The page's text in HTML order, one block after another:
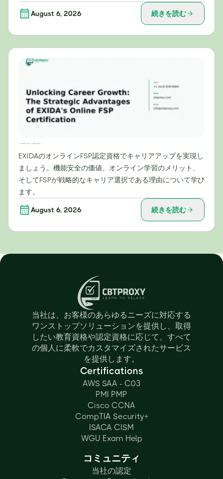
August 6, 2026 続きを読む
EXIDAのオンラインFSP認定資格でキャリアアップを実現し
ましょう。機能安全の価値、オンライン学習のメリット、
そしてFSPが戦略的なキャリア選択である理由について学び
ます。
August 6, 2026 続きを読む
当社は、お客様のあらゆるニーズに対応する
ワンストップソリューションを提供し、取得
したい教育資格や認定資格に応じて、すべて
の個人に柔軟でカスタマイズされたサービス
を提供します。
Certifications
AWS SAA - C03
PMI PMP
Cisco CCNA
CompTIA Security+
ISACA CISM
WGU Exam Help
コミュニティ
当社の認定